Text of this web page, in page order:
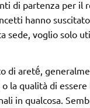
di partenza per il
hanno
sede, voglio solo
di aretḗ,
o la qualità di
in qualcosa.